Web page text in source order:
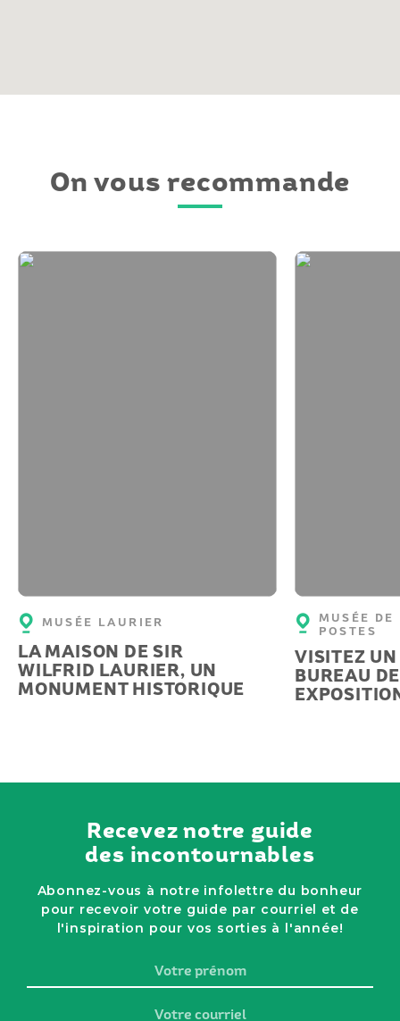
On vous recommande
MUSÉE LAURIER
LA MAISON DE SIR
WILFRID LAURIER, UN
MONUMENT HISTORIQUE
MUSÉE
POSTES
VISITEZ
BUREAU
Recevez notre guide
des incontournables
Abonnez-vous à notre infolettre du bonheur
pour recevoir votre guide par courriel et de
l'inspiration pour vos sorties à l'année!
prénom